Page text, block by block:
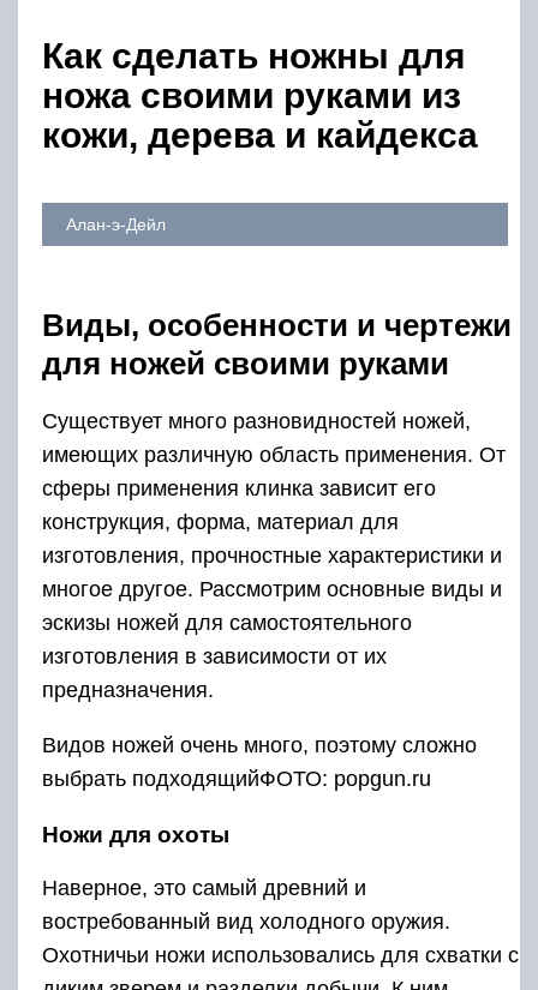
Как сделать ножны для
ножа своими руками из
кожи, дерева и кайдекса
Алан-э-Дейл
Виды, особенности и чертежи
для ножей своими руками
Существует много разновидностей ножей,
имеющих различную область применения. От
сферы применения клинка зависит его
конструкция, форма, материал для
изготовления, прочностные характеристики и
многое другое. Рассмотрим основные виды и
эскизы ножей для самостоятельного
изготовления в зависимости от их
предназначения.
Видов ножей очень много, поэтому сложно
выбрать подходящийФОТО: popgun.ru
Ножи для охоты
Наверное, это самый древний и
востребованный вид холодного оружия.
Охотничьи ножи использовались для схватки с